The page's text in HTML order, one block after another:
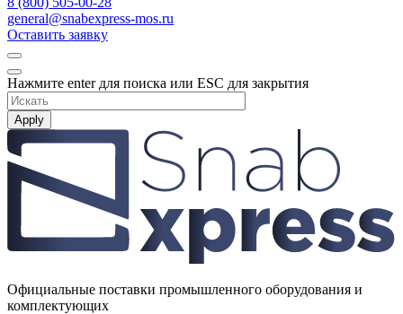
general@snabexpress-mos.ru
Оставить заявку
Нажмите enter для поиска или ESC для закрытия
Apply
Официальные поставки промышленного оборудования и
комплектующих